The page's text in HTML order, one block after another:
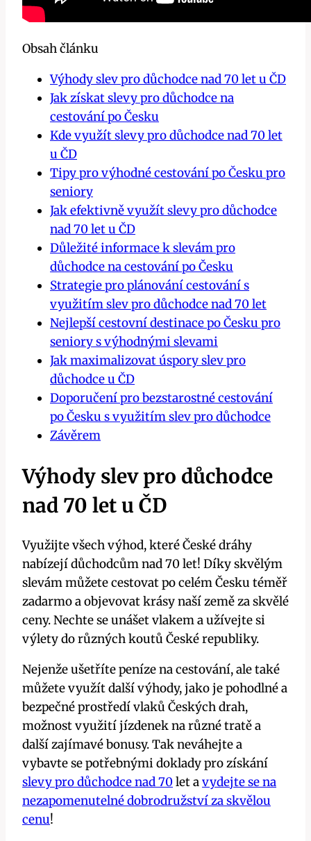
Obsah článku
Výhody slev pro důchodce nad 70 let u ČD
Jak získat slevy pro důchodce na
cestování po Česku
Kde využít slevy pro důchodce nad 70 let
u ČD
Tipy pro výhodné cestování po Česku pro
seniory
Jak efektivně využít slevy pro důchodce
nad 70 let u ČD
Důležité informace k slevám pro
důchodce na cestování po Česku
Strategie pro plánování cestování s
využitím slev pro důchodce nad 70 let
Nejlepší cestovní destinace po Česku pro
seniory s výhodnými slevami
Jak maximalizovat úspory slev pro
důchodce u ČD
Doporučení pro bezstarostné cestování
po Česku s využitím slev pro důchodce
Závěrem
Výhody slev pro důchodce
nad 70 let u ČD
Využijte všech výhod, které České dráhy
nabízejí důchodcům nad 70 let! Díky skvělým
slevám můžete cestovat po celém Česku téměř
zadarmo a objevovat krásy naší země za skvělé
ceny. Nechte se unášet vlakem a užívejte si
výlety do různých koutů České republiky.
Nejenže ušetříte peníze na cestování, ale také
můžete využít další výhody, jako je pohodlné a
bezpečné prostředí vlaků Českých drah,
možnost využití jízdenek na různé tratě a
další zajímavé bonusy. Tak neváhejte a
vybavte se potřebnými doklady pro získání
slevy pro důchodce nad 70 let avydejte se na
nezapomenutelné dobrodružství za skvělou
cenu!